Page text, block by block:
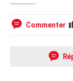
Commenter